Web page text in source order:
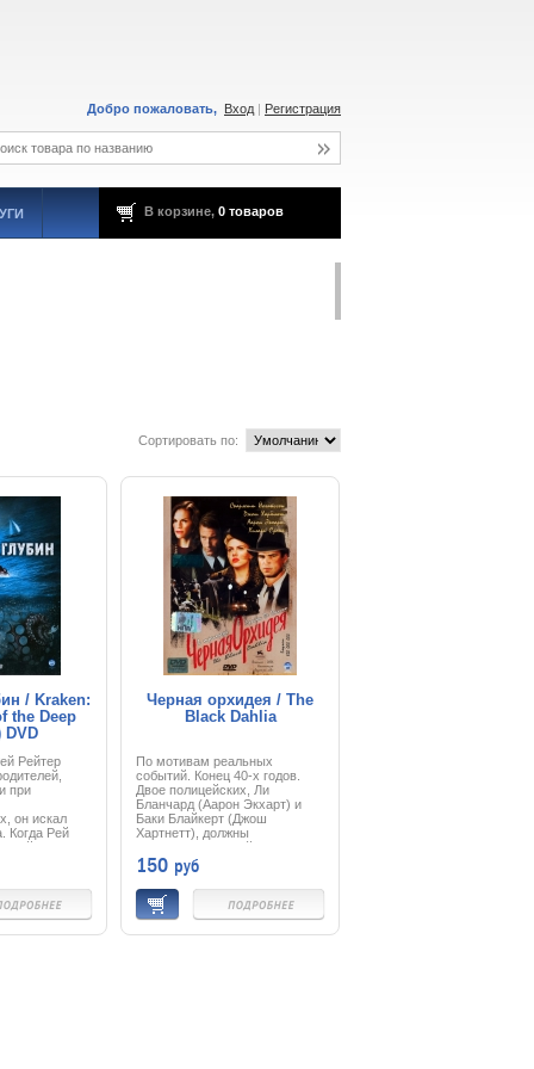
Добро пожаловать, Вход | Регистрация
В корзине, 0 товаров
Сортировать по:
/ Kraken:
the Deep
DVD
Рейтер
при
он искал
Когда Рей
археолога
в том же
утонули
решил
Черная орхидея / The
Black Dahlia
По мотивам реальных
событий. Конец 40-х годов.
Двое полицейских, Ли
Бланчард (Аарон Экхарт) и
Баки Блайкерт (Джош
Хартнетт), должны
расследовать убийство Бетти-
Энн Шорт (Миа Киршнер) по
прозвищу «Чёрная Орхидея»,
амбициозной звезды фильмов
серии «Б» - злодеяние столь
ужасное, что фотографии тела
были скрыты от широкой
150 руб